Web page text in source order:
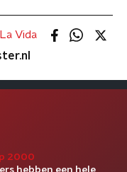
Vida
2000
hebben een hele